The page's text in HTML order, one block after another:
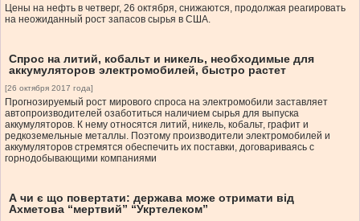
Цены на нефть в четверг, 26 октября, снижаются, продолжая реагировать
на неожиданный рост запасов сырья в США.
Спрос на литий, кобальт и никель, необходимые для
аккумуляторов электромобилей, быстро растет
[26 октября 2017 года]
Прогнозируемый рост мирового спроса на электромобили заставляет
автопроизводителей озаботиться наличием сырья для выпуска
аккумуляторов. К нему относятся литий, никель, кобальт, графит и
редкоземельные металлы. Поэтому производители электромобилей и
аккумуляторов стремятся обеспечить их поставки, договариваясь с
горнодобывающими компаниями
А чи є що повертати: держава може отримати від
Ахметова “мертвий” “Укртелеком”